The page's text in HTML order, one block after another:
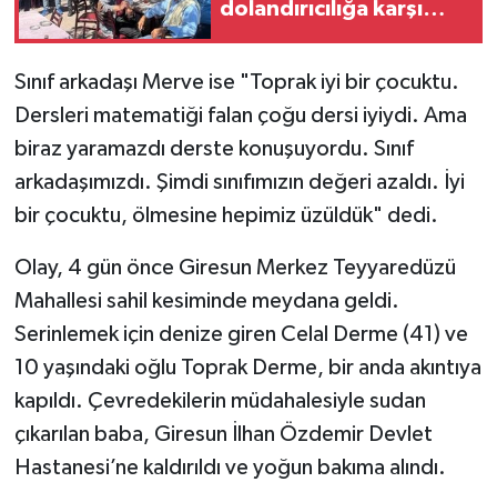
dolandırıcılığa karşı
Sınıf arkadaşı Merve ise "Toprak iyi bir çocuktu.
Dersleri matematiği falan çoğu dersi iyiydi. Ama
biraz yaramazdı derste konuşuyordu. Sınıf
arkadaşımızdı. Şimdi sınıfımızın değeri azaldı. İyi
bir çocuktu, ölmesine hepimiz üzüldük" dedi.
Olay, 4 gün önce Giresun Merkez Teyyaredüzü
Mahallesi sahil kesiminde meydana geldi.
Serinlemek için denize giren Celal Derme (41) ve
10 yaşındaki oğlu Toprak Derme, bir anda akıntıya
kapıldı. Çevredekilerin müdahalesiyle sudan
çıkarılan baba, Giresun İlhan Özdemir Devlet
Hastanesi’ne kaldırıldı ve yoğun bakıma alındı.